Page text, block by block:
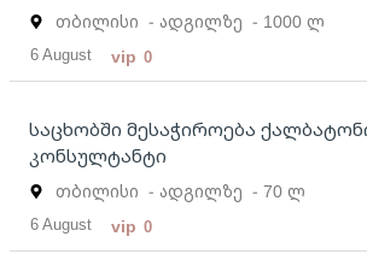
თბილისი - ადგილზე - 1000 ლ
6 August vip 0
საცხობში მესაჭიროება
კონსულტანტი
თბილისი - ადგილზე - 70 ლ
6 August vip 0